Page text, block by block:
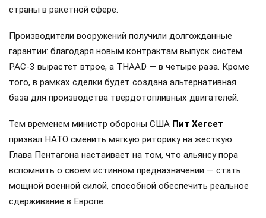
страны в ракетной сфере.
Производители вооружений получили долгожданные
гарантии: благодаря новым контрактам выпуск систем
PAC-3 вырастет втрое, а THAAD — в четыре раза. Кроме
того, в рамках сделки будет создана альтернативная
база для производства твердотопливных двигателей.
Тем временем министр обороны США Пит Хегсет
призвал НАТО сменить мягкую риторику на жесткую.
Глава Пентагона настаивает на том, что альянсу пора
вспомнить о своем истинном предназначении — стать
мощной военной силой, способной обеспечить реальное
сдерживание в Европе.